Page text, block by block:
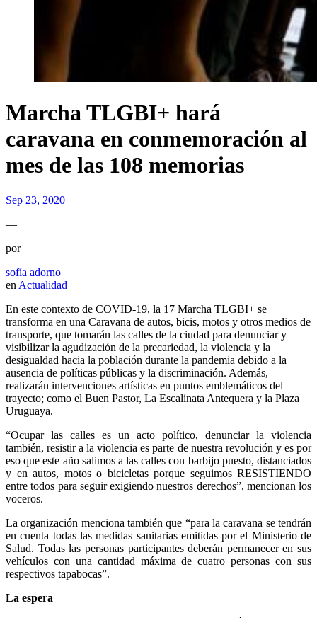
Marcha TLGBI+ hará
caravana en conmemoración al
mes de las 108 memorias
Sep 23, 2020
—
por
sofía adorno
en Actualidad
En este contexto de COVID-19, la 17 Marcha TLGBI+ se
transforma en una Caravana de autos, bicis, motos y otros medios de
transporte, que tomarán las calles de la ciudad para denunciar y
visibilizar la agudización de la precariedad, la violencia y la
desigualdad hacia la población durante la pandemia debido a la
ausencia de políticas públicas y la discriminación. Además,
realizarán intervenciones artísticas en puntos emblemáticos del
trayecto; como el Buen Pastor, La Escalinata Antequera y la Plaza
Uruguaya.
“Ocupar las calles es un acto político, denunciar la violencia
también, resistir a la violencia es parte de nuestra revolución y es por
eso que este año salimos a las calles con barbijo puesto, distanciados
y en autos, motos o bicicletas porque seguimos RESISTIENDO
entre todos para seguir exigiendo nuestros derechos”, mencionan los
voceros.
La organización menciona también que “para la caravana se tendrán
en cuenta todas las medidas sanitarias emitidas por el Ministerio de
Salud. Todas las personas participantes deberán permanecer en sus
vehículos con una cantidad máxima de cuatro personas con sus
respectivos tapabocas”.
La espera